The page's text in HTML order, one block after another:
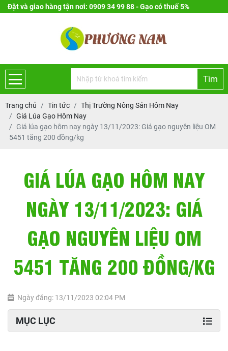
Đặt và giao hàng tận nơi: 0909 34 99 88 - Gạo có thuế 5%
Tìm
Trang chủ Tin tức
Thị Trường Nông Sản Hôm Nay
Giá Lúa Gạo Hôm Nay
Giá lúa gạo hôm nay ngày 13/11/2023: Giá gạo nguyên liệu OM
5451 tăng 200 đồng/kg
GIÁ LÚA GẠO HÔM NAY
NGÀY 13/11/2023: GIÁ
GẠO NGUYÊN LIỆU OM
5451 TĂNG 200 ĐỒNG/KG
Ngày đăng: 13/11/2023 02:04 PM
MỤC LỤC